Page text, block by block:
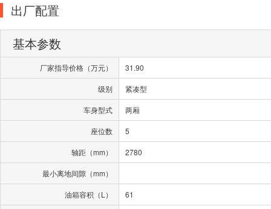
出厂配置
基本参数
厂家指导价格（万元） 31.90
级别 紧凑型
车身型式 两厢
座位数 5
轴距（mm） 2780
最小离地间隙（mm）
油箱容积（L） 61